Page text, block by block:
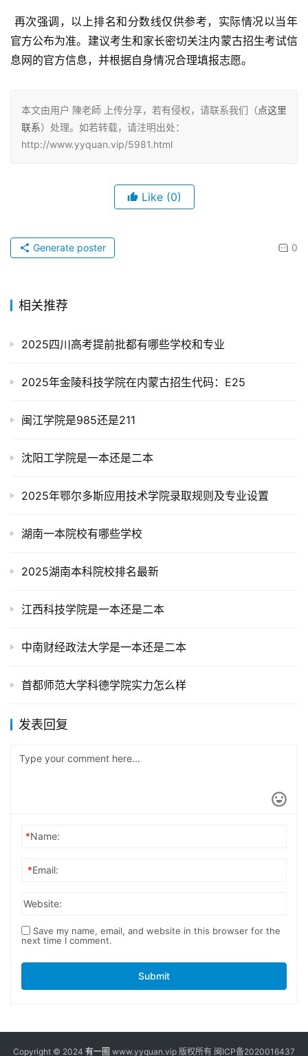
官方公布为准。建议考生和家长密切关注内蒙古招生考试信
息网的官方信息，并根据自身情况合理填报志愿。
本文由用户 陳老師 上传分享，若有侵权，请联系我们（点这里
联系）处理。如若转载，请注明出处：
http://www.yyquan.vip/5981.html
Like (0)
0
Generate poster
相关推荐
2025四川高考提前批都有哪些学校和专业
2025年金陵科技学院在内蒙古招生代码：E25
闽江学院是985还是211
沈阳工学院是一本还是二本
2025年鄂尔多斯应用技术学院录取规则及专业设置
湖南一本院校有哪些学校
2025湖南本科院校排名最新
江西科技学院是一本还是二本
中南财经政法大学是一本还是二本
首都师范大学科德学院实力怎么样
发表回复
*Name:
*Email:
Website:
Save my name, email, and website in this browser for the
next time I comment.
Submit
Copyright © 2024 有一圈 www.yyquan.vip 版权所有 闽ICP备2020016437